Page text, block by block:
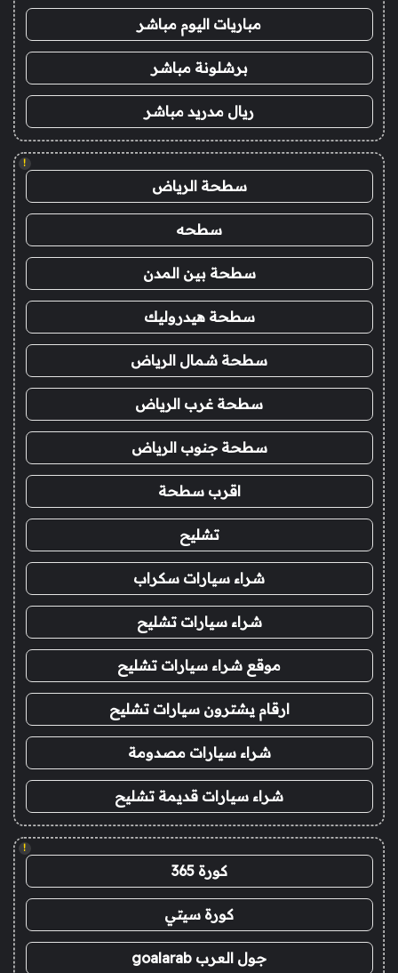
مباريات اليوم مباشر
برشلونة مباشر
ريال مدريد مباشر
!
سطحة الرياض
سطحه
سطحة بين المدن
سطحة هيدروليك
سطحة شمال الرياض
سطحة غرب الرياض
سطحة جنوب الرياض
اقرب سطحة
تشليح
شراء سيارات سكراب
شراء سيارات تشليح
موقع شراء سيارات تشليح
ارقام يشترون سيارات تشليح
شراء سيارات مصدومة
شراء سيارات قديمة تشليح
!
كورة 365
كورة سيتي
جول العرب goalarab